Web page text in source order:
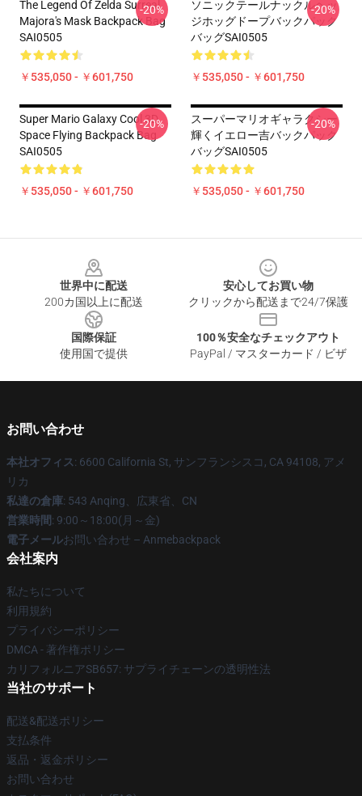
The Legend Of Zelda Surreal
Majora's Mask Backpack Bag
SAI0505
￥535,050 - ￥601,750
-20%
ソニックテールナックルヘッ
ジホッグドープバックパック
バッグSAI0505
￥535,050 - ￥601,750
-20%
Super Mario Galaxy Cool 3D
Space Flying Backpack Bag
SAI0505
￥535,050 - ￥601,750
-20%
スーパーマリオギャラクシー
輝くイエロー吉バックパック
バッグSAI0505
￥535,050 - ￥601,750
-20%
世界中に配送
200カ国以上に配送
安心してお買い物
クリックから配送まで24/7保護
国際保証
使用国で提供
100％安全なチェックアウト
PayPal / マスターカード / ビザ
お問い合わせ
本社オフィス: 6600 California St, サンフランシスコ, CA 94108, アメ
リカ
私達の倉庫: 543 Anqing、広東省、CN
営業時間: 9:00～18:00(月～金)
電子メールお問い合わせ – Anmebackpack
会社案内
私たちについて
利用規約
プライバシーポリシー
DMCA - 著作権ポリシー
カリフォルニアSB657: サプライチェーンの透明性法
当社のサポート
配送&配送ポリシー
支払条件
返品・返金ポリシー
お問い合わせ